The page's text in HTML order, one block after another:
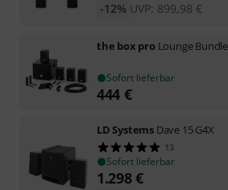
UVP: 899,98 €
-12%
the box pro Lounge
Sofort lieferbar
444 €
LD Systems Dave 15 G4X
13
Sofort lieferbar
1.298€